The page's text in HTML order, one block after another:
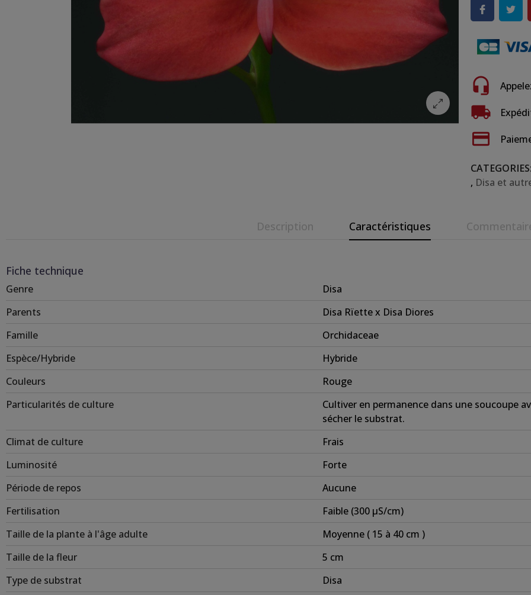
CATEGORIES:
, Disa et
Description Caractéristiques
Fiche technique
Genre
Disa
Parents
Disa Rïette x Disa Diores
Famille
Orchidaceae
Espèce/Hybride
Hybride
Couleurs
Rouge
Particularités de culture
Cultiver en permanence dans une soucoupe
sécher le substrat.
Climat de culture
Frais
Luminosité
Forte
Période de repos
Aucune
Fertilisation
Faible (300 µS/cm)
Taille de la plante à l'âge adulte
Moyenne ( 15 à 40 cm )
Taille de la fleur
5 cm
Type de substrat
Disa